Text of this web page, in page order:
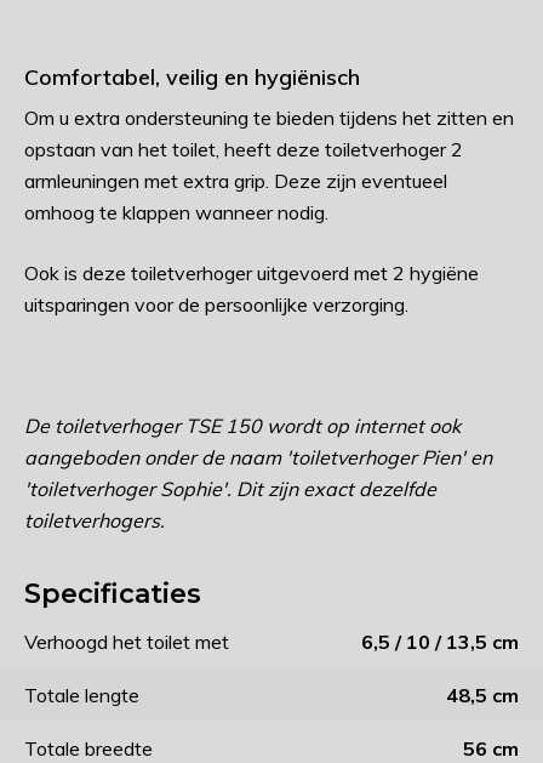
Comfortabel, veilig en hygiënisch
Om u extra ondersteuning te bieden tijdens het zitten en
opstaan van het toilet, heeft deze toiletverhoger 2
armleuningen met extra grip. Deze zijn eventueel
omhoog te klappen wanneer nodig.
Ook is deze toiletverhoger uitgevoerd met 2 hygiëne
uitsparingen voor de persoonlijke verzorging.
De toiletverhoger TSE 150 wordt op internet ook
aangeboden onder de naam 'toiletverhoger Pien' en
'toiletverhoger Sophie'. Dit zijn exact dezelfde
toiletverhogers.
Specificaties
Verhoogd het toilet met 6,5 / 10 / 13,5 cm
Totale lengte 48,5 cm
Totale breedte 56 cm